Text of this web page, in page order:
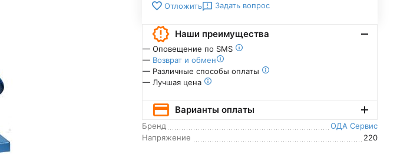
Отложить Задать вопрос
Наши преимущества
— Оповещение по SMS
— Возврат и обмен
— Различные способы оплаты
— Лучшая цена
Варианты оплаты
Бренд
ОДА Сервис
Напряжение
220